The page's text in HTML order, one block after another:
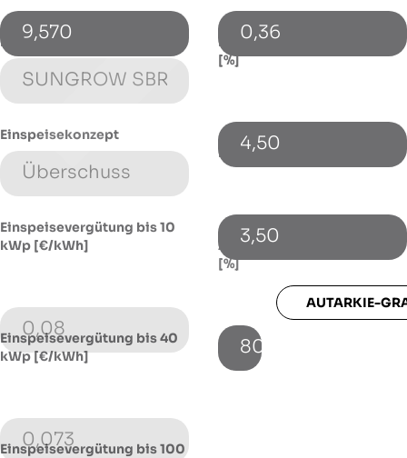
9,570
Energiespeicher (Typ)
Einspeisekonzept
Einspeisevergütung bis 10
kWp [€/kWh]
0,08
Einspeisevergütung bis 40
kWp [€/kWh]
0,073
Einspeisevergütung bis 100
0,36
Energiepreissteigerung p.a.
[%]
4,50
Fremdkapitalzinssatz [%]
3,50
Autarkie-Grad mit Speicher
[%]
80
AUTARKIE-